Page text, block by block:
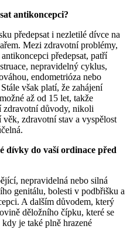
antikoncepci?
předepsat i nezletilé dívce na
Mezi zdravotní problémy,
předepsat, patří
nepravidelný cyklus,
endometrióza nebo
však platí, že zahájení
až od 15 let, takže
zdravotní důvody, nikoli
zdravotní stav a vyspělost
dívky do vaší ordinace před
nepravidelná nebo silná
genitálu, bolesti v podbřišku a
A dalším důvodem, který
děložního čípku, které se
je také plně hrazené